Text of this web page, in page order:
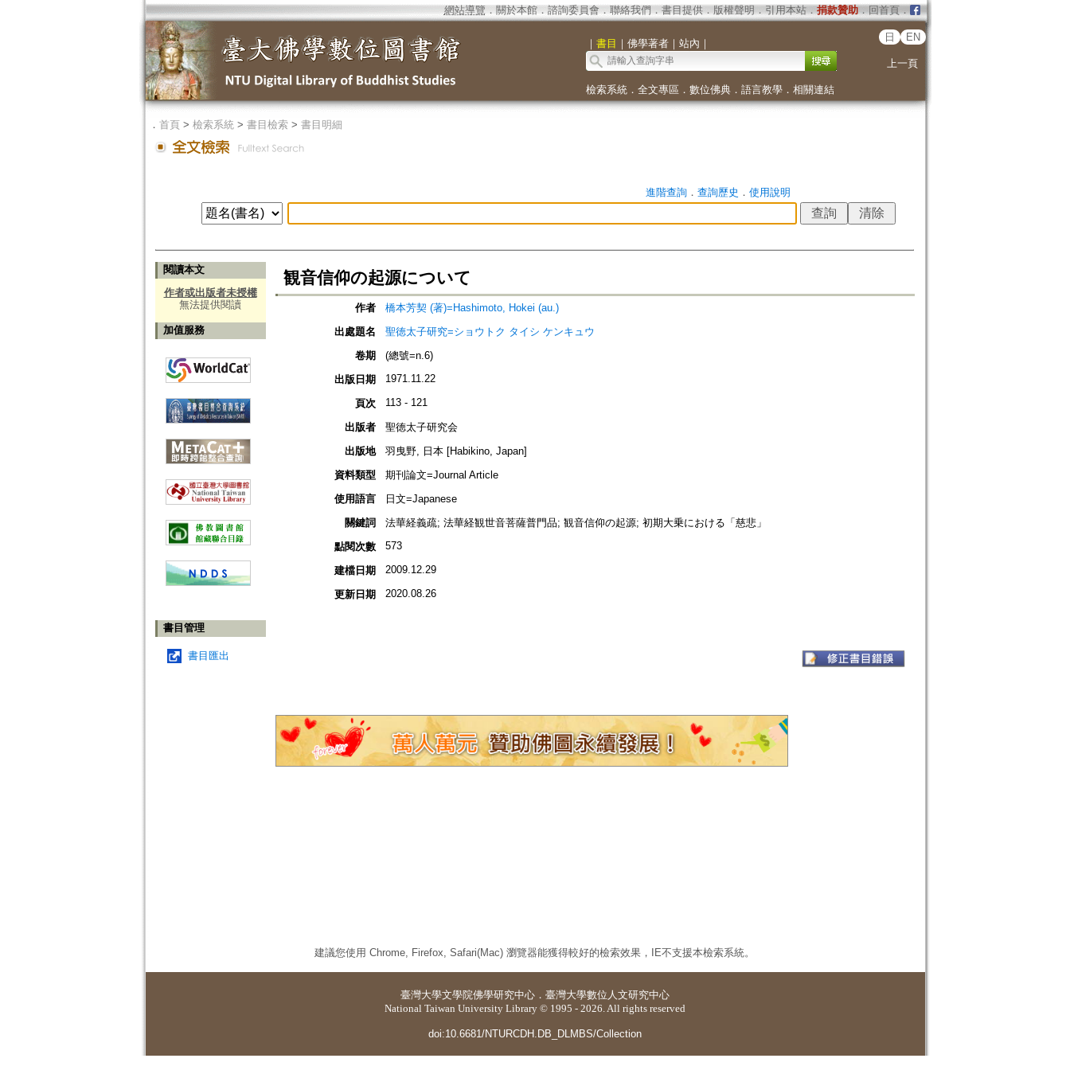
網站導覽 ． 關於本館． 諮詢委員會． 聯絡我們 ． 書目提供． 版權聲明 ． 引用本站． 捐款贊助．回首頁．
｜ 書目 ｜ 佛學著者｜ 站內 ｜
日 EN
上一頁
檢索系統． 全文專區 ． 數位佛典． 語言教學． 相關連結
． 首頁> 檢索系統> 書目檢索> 書目明細
進階查詢． 查詢歷史 ． 使用說明
閱讀本文
作者或出版者未授權
無法提供閱讀
加值服務
書目管理
書目匯出
観音信仰の起源について
作者
橋本芳契 (著)=Hashimoto, Hokei (au.)
出處題名
聖徳太子研究=ショウトク タイシ ケンキュウ
卷期
(總號=n.6)
出版日期
1971.11.22
頁次 113 - 121
出版者
聖徳太子研究会
出版地
羽曳野, 日本 [Habikino, Japan]
資料類型
期刊論文=Journal Article
使用語言
日文=Japanese
關鍵詞
法華経義疏; 法華経観世音菩薩普門品; 観音信仰の起源; 初期大乗における「慈悲」
點閱次數
573
建檔日期 2009.12.29
更新日期 2020.08.26
建議您使用 Chrome, Firefox, Safari(Mac) 瀏覽器能獲得較好的檢索效果，IE不支援本檢索系統。
臺灣大學文學院佛學研究中心 ． 臺灣大學數位人文研究中心
National Taiwan University Library © 1995 - 2026. All rights reserved
doi:10.6681/NTURCDH.DB_DLMBS/Collection